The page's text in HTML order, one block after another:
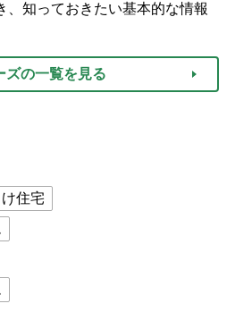
、知っておきたい基本的な情報
ズの一覧を見る
住宅